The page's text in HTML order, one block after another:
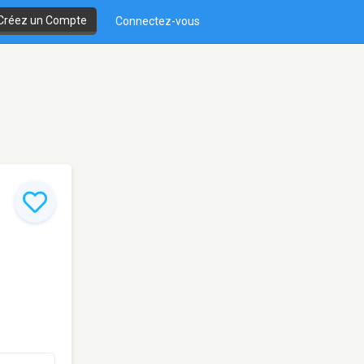
un Compte Connectez-vous